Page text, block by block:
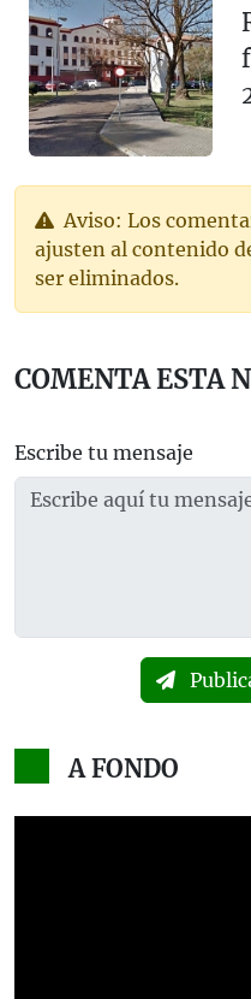
Aviso: Los
ajusten al contenido
ser eliminados.
COMENTA ESTA
Escribe tu mensaje
A FONDO